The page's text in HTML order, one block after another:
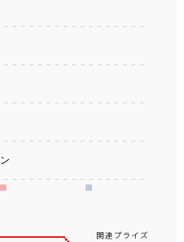
関連プライズ